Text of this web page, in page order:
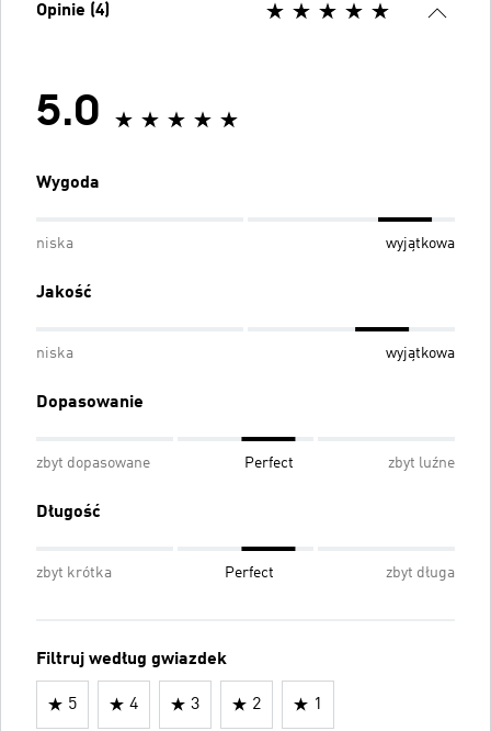
Opinie (4)
5.0
Wygoda
niska wyjątkowa
Jakość
niska wyjątkowa
Dopasowanie
zbyt dopasowane Perfect zbyt luźne
Długość
zbyt krótka Perfect zbyt długa
Filtruj według gwiazdek
5 4 3 2 1